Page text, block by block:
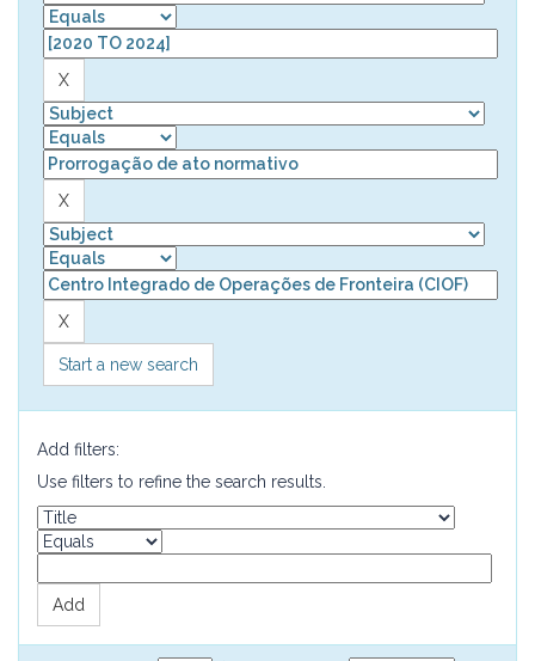
Start a new search
Add filters:
Use filters to refine the search results.